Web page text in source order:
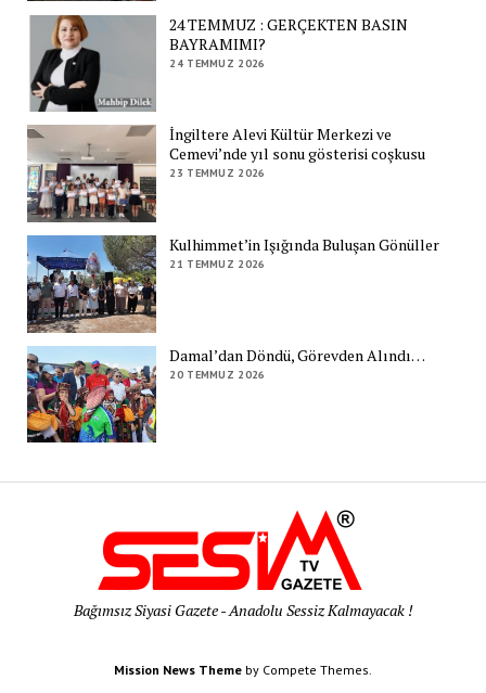
24 TEMMUZ : GERÇEKTEN BASIN
BAYRAMIMI?
24 TEMMUZ 2026
İngiltere Alevi Kültür Merkezi ve
Cemevi’nde yıl sonu gösterisi coşkusu
23 TEMMUZ 2026
Kulhimmet’in Işığında Buluşan Gönüller
21 TEMMUZ 2026
Damal’dan Döndü, Görevden Alındı…
20 TEMMUZ 2026
Bağımsız Siyasi Gazete - Anadolu Sessiz Kalmayacak !
Mission News Theme by Compete Themes.